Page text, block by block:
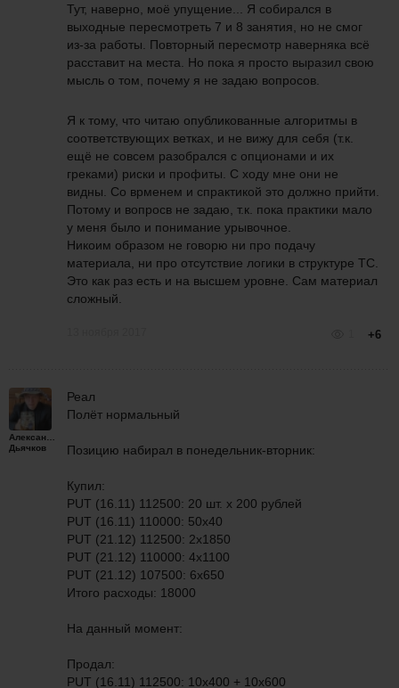
Тут, наверно, моё упущение... Я собирался в
выходные пересмотреть 7 и 8 занятия, но не смог
из-за работы. Повторный пересмотр наверняка всё
расставит на места. Но пока я просто выразил свою
мысль о том, почему я не задаю вопросов.
Я к тому, что читаю опубликованные алгоритмы в
соответствующих ветках, и не вижу для себя (т.к.
ещё не совсем разобрался с опционами и их
греками) риски и профиты. С ходу мне они не
видны. Со врменем и спрактикой это должно прийти.
Потому и вопросв не задаю, т.к. пока практики мало
у меня было и понимание урывочное.
Никоим образом не говорю ни про подачу
материала, ни про отсутствие логики в структуре ТС.
Это как раз есть и на высшем уровне. Сам материал
сложный.
+6
Александр
Дьячков
Реал
Полёт нормальный
Позицию набирал в понедельник-вторник:
Купил:
PUT (16.11) 112500: 20 шт. х 200 рублей
PUT (16.11) 110000: 50х40
PUT (21.12) 112500: 2х1850
PUT (21.12) 110000: 4х1100
PUT (21.12) 107500: 6х650
Итого расходы: 18000
На данный момент:
Продал:
PUT (16.11) 112500: 10х400 + 10х600